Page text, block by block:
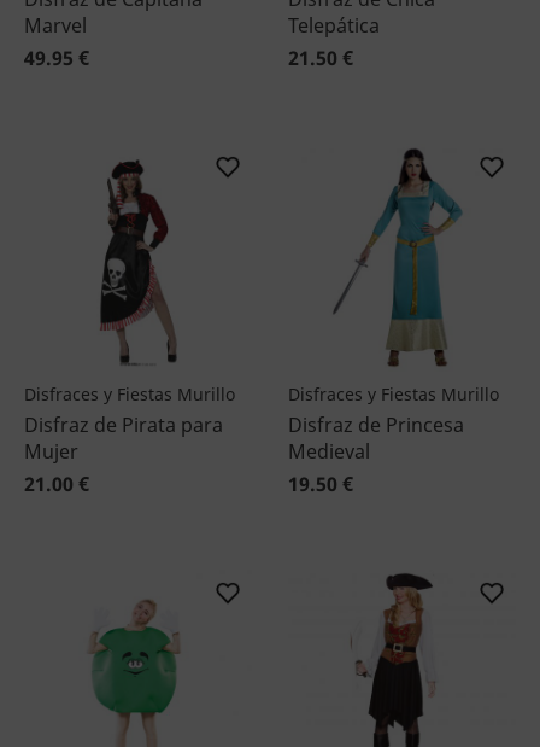
Marvel
49.95 €
Telepática
21.50 €
Disfraces y Fiestas Murillo
Disfraz de Pirata para
Mujer
21.00 €
Disfraces y Fiestas Murillo
Disfraz de Princesa
Medieval
19.50 €